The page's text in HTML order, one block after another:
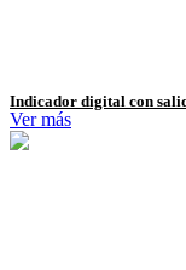
Indicador digital con
Ver más